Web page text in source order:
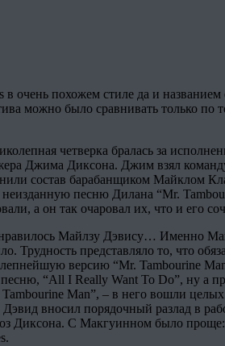
очень похожем стиле да и
можно было сравнивать только
четверка бралась за
Джима Диксона. Джим взял
состав барабанщиком Майклом
песню Дилана “Mr.
а он так очаровал их, что и его
Майлзу Дэвису… Именно
Трудность представляло то, что
версию “Mr. Tambourine
“All I Really Want To Do”, ну а
Man”, – в него вошли
вносил порядочный разлад в
Диксона. С Макгуинном было